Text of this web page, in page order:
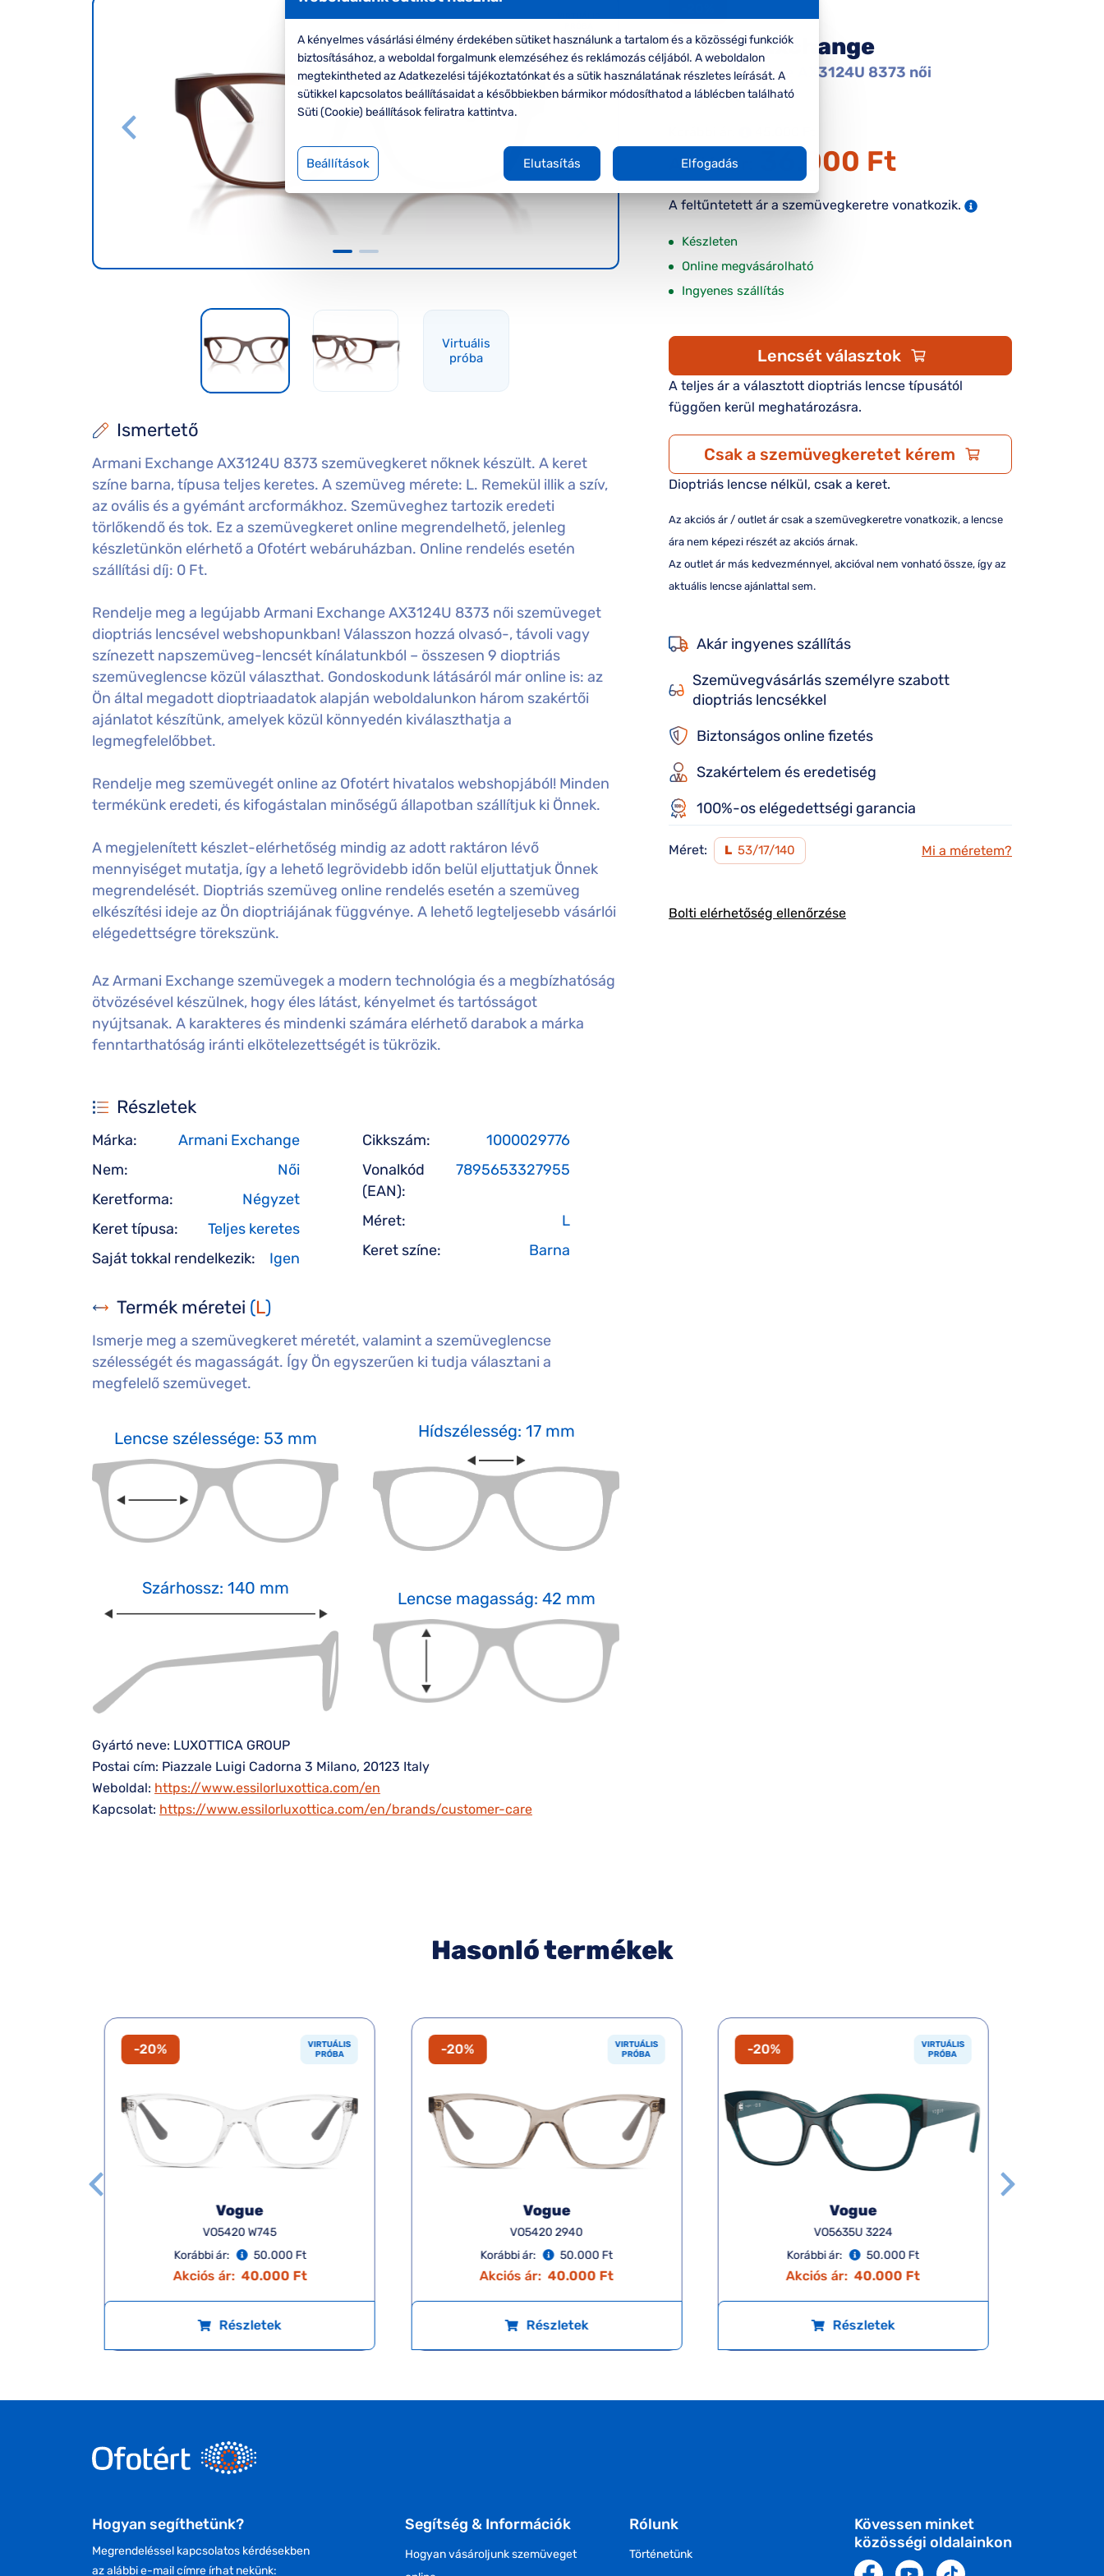
Virtuális
próba
Ismertető
Armani Exchange AX3124U 8373 szemüvegkeret nőknek készült. A keret
színe barna, típusa teljes keretes. A szemüveg mérete: L. Remekül illik a szív,
az ovális és a gyémánt arcformákhoz. Szemüveghez tartozik eredeti
törlőkendő és tok. Ez a szemüvegkeret online megrendelhető, jelenleg
készletünkön elérhető a Ofotért webáruházban. Online rendelés esetén
szállítási díj: 0 Ft.
Rendelje meg a legújabb Armani Exchange AX3124U 8373 női szemüveget
dioptriás lencsével webshopunkban! Válasszon hozzá olvasó-, távoli vagy
színezett napszemüveg-lencsét kínálatunkból – összesen 9 dioptriás
szemüveglencse közül választhat. Gondoskodunk látásáról már online is: az
Ön által megadott dioptriaadatok alapján weboldalunkon három szakértői
ajánlatot készítünk, amelyek közül könnyedén kiválaszthatja a
legmegfelelőbbet.
Rendelje meg szemüvegét online az Ofotért hivatalos webshopjából! Minden
termékünk eredeti, és kifogástalan minőségű állapotban szállítjuk ki Önnek.
A megjelenített készlet-elérhetőség mindig az adott raktáron lévő
mennyiséget mutatja, így a lehető legrövidebb időn belül eljuttatjuk Önnek
megrendelését. Dioptriás szemüveg online rendelés esetén a szemüveg
elkészítési ideje az Ön dioptriájának függvénye. A lehető legteljesebb vásárlói
elégedettségre törekszünk.
Az Armani Exchange szemüvegek a modern technológia és a megbízhatóság
ötvözésével készülnek, hogy éles látást, kényelmet és tartósságot
nyújtsanak. A karakteres és mindenki számára elérhető darabok a márka
fenntarthatóság iránti elkötelezettségét is tükrözik.
Részletek
Márka:
Armani Exchange
Nem:
Női
Keretforma:
Négyzet
Keret típusa:
Teljes keretes
Saját tokkal rendelkezik:
Igen
Cikkszám:
1000029776
Vonalkód
(EAN):
7895653327955
Méret:
L
Keret színe:
Barna
Termék méretei (L)
Ismerje meg a szemüvegkeret méretét, valamint a szemüveglencse
szélességét és magasságát. Így Ön egyszerűen ki tudja választani a
megfelelő szemüveget.
Lencse szélessége: 53 mm Hídszélesség: 17 mm
Szárhossz: 140 mm
Lencse magasság: 42 mm
Gyártó neve: LUXOTTICA GROUP
Postai cím: Piazzale Luigi Cadorna 3 Milano, 20123 Italy
Weboldal: https://www.essilorluxottica.com/en
Kapcsolat: https://www.essilorluxottica.com/en/brands/customer-care
Armani Exchange
Armani Exchange AX3124U 8373 női
szemüvegkeret
Akciós ár: 36.000 Ft
A feltűntetett ár a szemüvegkeretre vonatkozik.
Készleten
Online megvásárolható
Ingyenes szállítás
Lencsét választok
A teljes ár a választott dioptriás lencse típusától
függően kerül meghatározásra.
Csak a szemüvegkeretet kérem
Dioptriás lencse nélkül, csak a keret.
Az akciós ár / outlet ár csak a szemüvegkeretre vonatkozik, a lencse
ára nem képezi részét az akciós árnak.
Az outlet ár más kedvezménnyel, akcióval nem vonható össze, így az
aktuális lencse ajánlattal sem.
Akár ingyenes szállítás
Szemüvegvásárlás személyre szabott
dioptriás lencsékkel
Biztonságos online fizetés
Szakértelem és eredetiség
100%-os elégedettségi garancia
Méret: L 53/17/140 Mi a méretem?
Bolti elérhetőség ellenőrzése
Hasonló termékek
-20%
VIRTUÁLIS
PRÓBA
Vogue
VO5420 W745
Korábbi ár:
50.000 Ft
Akciós ár: 40.000 Ft
Részletek
-20%
VIRTUÁLIS
PRÓBA
Vogue
VO5420 2940
Korábbi ár:
50.000 Ft
Akciós ár: 40.000 Ft
Részletek
-20%
VIRTUÁLIS
PRÓBA
Vogue
VO5635U 3224
Korábbi ár:
50.000 Ft
Akciós ár: 40.000 Ft
Részletek
Hogyan segíthetünk?
Megrendeléssel kapcsolatos kérdésekben
az alábbi e-mail címre írhat nekünk:
Segítség & Információk
Hogyan vásároljunk szemüveget
Rólunk
Történetünk
Kövessen minket
közösségi oldalainkon
A kényelmes vásárlási élmény érdekében sütiket használunk a tartalom és a közösségi funkciók
biztosításához, a weboldal forgalmunk elemzéséhez és reklámozás céljából. A weboldalon
megtekintheted az Adatkezelési tájékoztatónkat és a sütik használatának részletes leírását. A
sütikkel kapcsolatos beállításaidat a későbbiekben bármikor módosíthatod a láblécben található
Süti (Cookie) beállítások feliratra kattintva.
Beállítások Elutasítás Elfogadás